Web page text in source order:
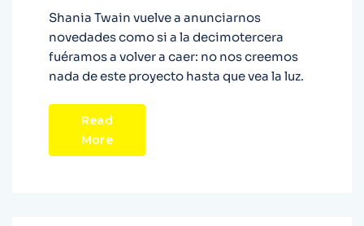
Shania Twain vuelve a anunciarnos
novedades como si a la decimotercera
fuéramos a volver a caer: no nos creemos
nada de este proyecto hasta que vea la luz.
Read
More